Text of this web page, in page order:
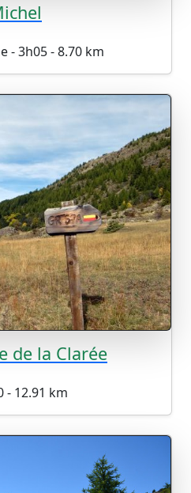
- 3h05 - 8.70 km
de la Clarée
- 12.91 km